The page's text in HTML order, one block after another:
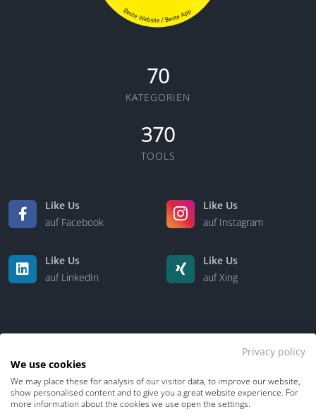
70
KATEGORIEN
370
TOOLS
Like Us
auf Facebook
Like Us
auf Instagram
Like Us
auf LinkedIn
Like Us
auf Xing
Kontakt Über uns
Privacy policy
We use cookies
We may place these for analysis of our visitor data, to improve our website,
show personalised content and to give you a great website experience. For
more information about the cookies we use open the settings.